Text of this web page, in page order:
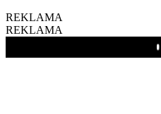
REKLAMA
REKLAMA